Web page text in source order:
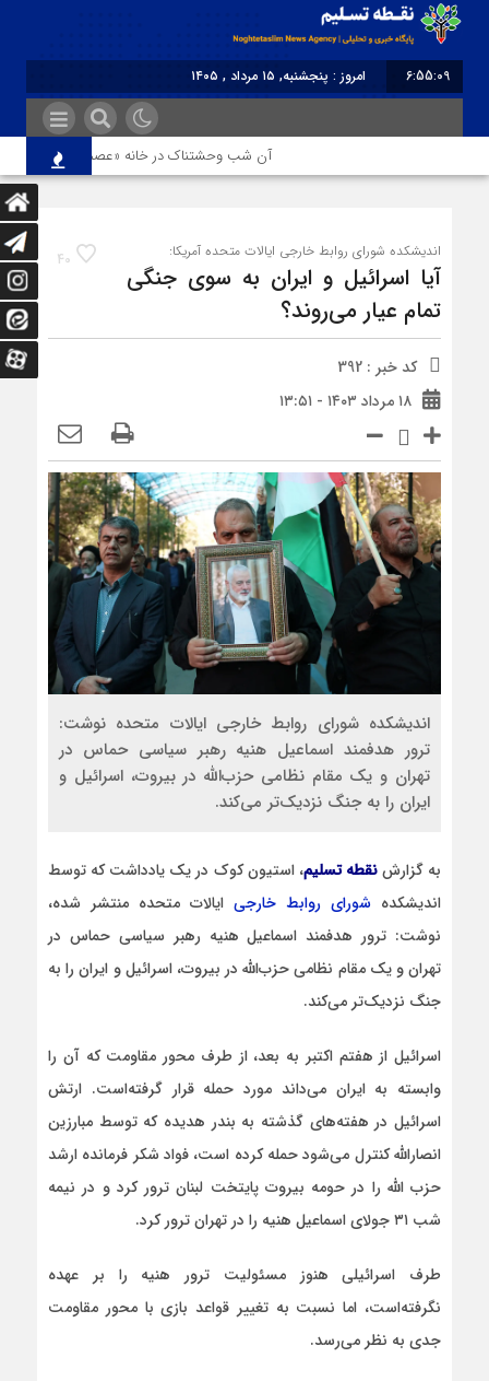
6:55:09
امروز : پنجشنبه, ۱۵ مرداد , ۱۴۰۵
آن شب وحشتناک در خانه «عصمت»
40 اندیشکده شورای روابط خارجی ایالات متحده آمریکا:
آیا اسرائیل و ایران به سوی جنگی
تمام عیار می‌روند؟
کد خبر : 392
۱۸ مرداد ۱۴۰۳ - ۱۳:۵۱
اندیشکده شورای روابط خارجی ایالات متحده نوشت:
ترور هدفمند اسماعیل هنیه رهبر سیاسی حماس در
تهران و یک مقام نظامی حزب‌الله در بیروت، اسرائیل و
ایران را به جنگ نزدیک‌تر می‌کند.
به گزارشنقطه تسلیم، استیون کوک در یک یادداشت که توسط
اندیشکده شورای روابط خارجی ایالات متحده منتشر شده،
نوشت: ترور هدفمند اسماعیل هنیه رهبر سیاسی حماس در
تهران و یک مقام نظامی حزب‌الله در بیروت، اسرائیل و ایران را به
جنگ نزدیک‌تر می‌کند.
اسرائیل از هفتم اکتبر به بعد، از طرف محور مقاومت که آن را
وابسته به ایران می‌داند مورد حمله قرار گرفته‌است. ارتش
اسرائیل در هفته‌های گذشته به بندر هدیده که توسط مبارزین
انصار‌الله کنترل می‌شود حمله کرده است، فواد شکر فرمانده ارشد
حزب الله را در حومه بیروت پایتخت لبنان ترور کرد و در نیمه
شب ۳۱ جولای اسماعیل هنیه را در تهران ترور کرد.
طرف اسرائیلی هنوز مسئولیت ترور هنیه را بر عهده
نگرفته‌است، اما نسبت به تغییر قواعد بازی با محور مقاومت
جدی به نظر می‌رسد.